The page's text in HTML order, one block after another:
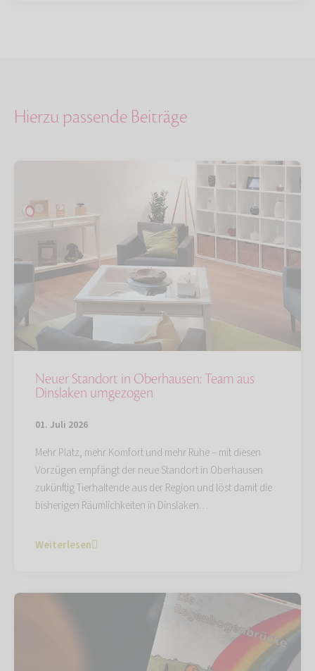
Hierzu passende Beiträge
Neuer Standort in Oberhausen: Team aus
Dinslaken umgezogen
01. Juli 2026
Mehr Platz, mehr Komfort und mehr Ruhe – mit diesen
Vorzügen empfängt der neue Standort in Oberhausen
zukünftig Tierhaltende aus der Region und löst damit die
bisherigen Räumlichkeiten in Dinslaken…
Weiterlesen